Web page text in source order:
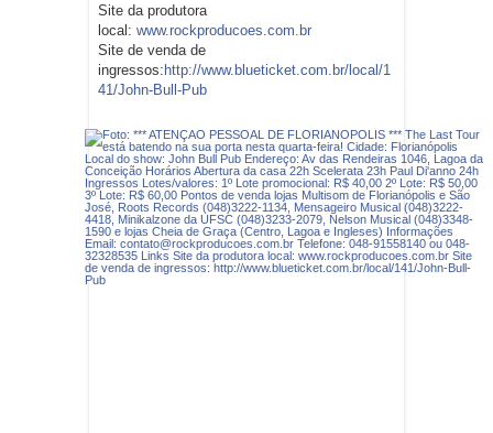
Site da produtora
local: www.rockproducoes.com.br
Site de venda de
ingressos:http://www.blueticket.com.br/local/1
41/John-Bull-Pub